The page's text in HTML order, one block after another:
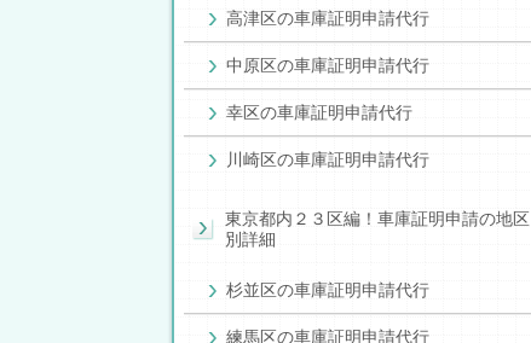
高津区の車庫証明申請代行
中原区の車庫証明申請代行
幸区の車庫証明申請代行
川崎区の車庫証明申請代行
東京都内２３区編！車庫証明申請の地区
別詳細
杉並区の車庫証明申請代行
練馬区の車庫証明申請代行